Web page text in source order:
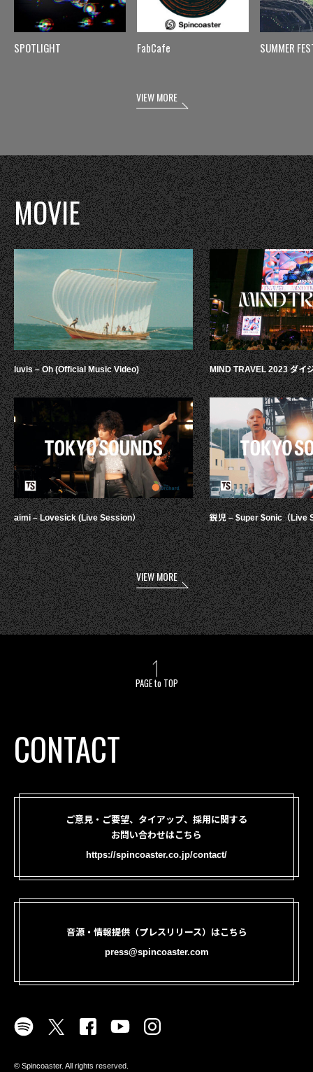
SPOTLIGHT FabCafe SUMMER
VIEW MORE
MOVIE
luvis – Oh (Official Music Video)
aimi – Lovesick (Live Session）
MIND TRAVEL 2023 ダイ
鋭児 – $uper $onic（Live
VIEW MORE
PAGE to TOP
CONTACT
ご意見・ご要望、タイアップ、採用に関する
お問い合わせはこちら
https://spincoaster.co.jp/contact/
音源・情報提供（プレスリリース）はこちら
press@spincoaster.com
©︎ Spincoaster. All rights reserved.